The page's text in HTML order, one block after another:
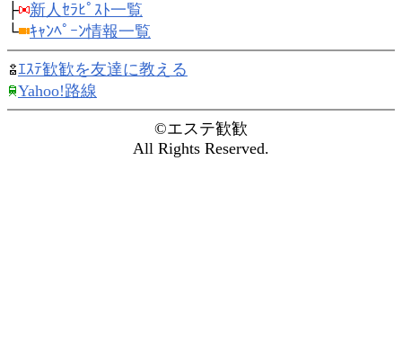
├
新人ｾﾗﾋﾟｽﾄ一覧
└ ｷｬﾝﾍﾟｰﾝ情報一覧
ｴｽﾃ歓歓を友達に教える
Yahoo!路線
©エステ歓歓
All Rights Reserved.